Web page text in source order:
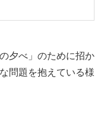
夕べ」のために招か
問題を抱えている様